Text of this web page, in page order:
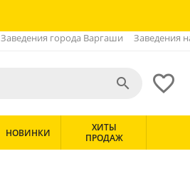
Заведения города Варгаши Заведения


НОВИНКИ
ХИТЫ
ПРОДАЖ